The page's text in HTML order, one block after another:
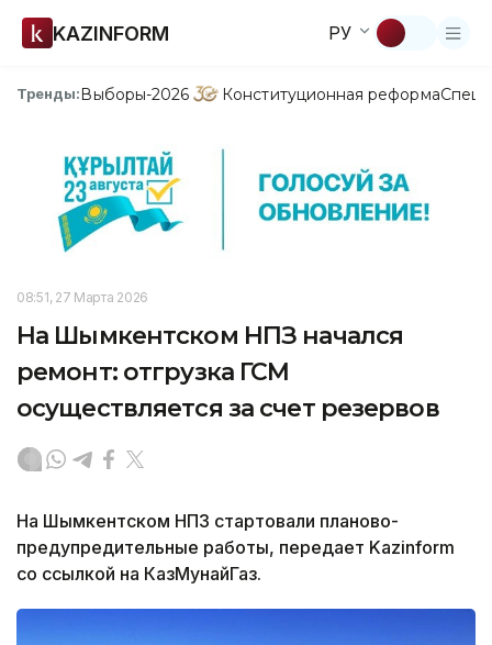
KAZINFORM РУ
Тренды:Выборы-2026 Конституционная реформа
08:51, 27 Марта 2026
На Шымкентском НПЗ начался
ремонт: отгрузка ГСМ
осуществляется за счет резервов
На Шымкентском НПЗ стартовали планово-
предупредительные работы, передает Kazinform
со ссылкой на КазМунайГаз.